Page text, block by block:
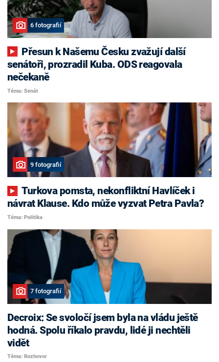
6 fotografií
senátoři, prozradil Kuba. ODS reagovala
nečekaně
Téma: Senát
9 fotografií
Turkova pomsta, nekonfliktní Havlíček i
návrat Klause. Kdo může vyzvat Petra Pavla?
Téma: Politika
7 fotografií
Decroix: Se svoločí jsem byla na vládu ještě
hodná. Spolu říkalo pravdu, lidé ji nechtěli
vidět
Téma: Rozhovor